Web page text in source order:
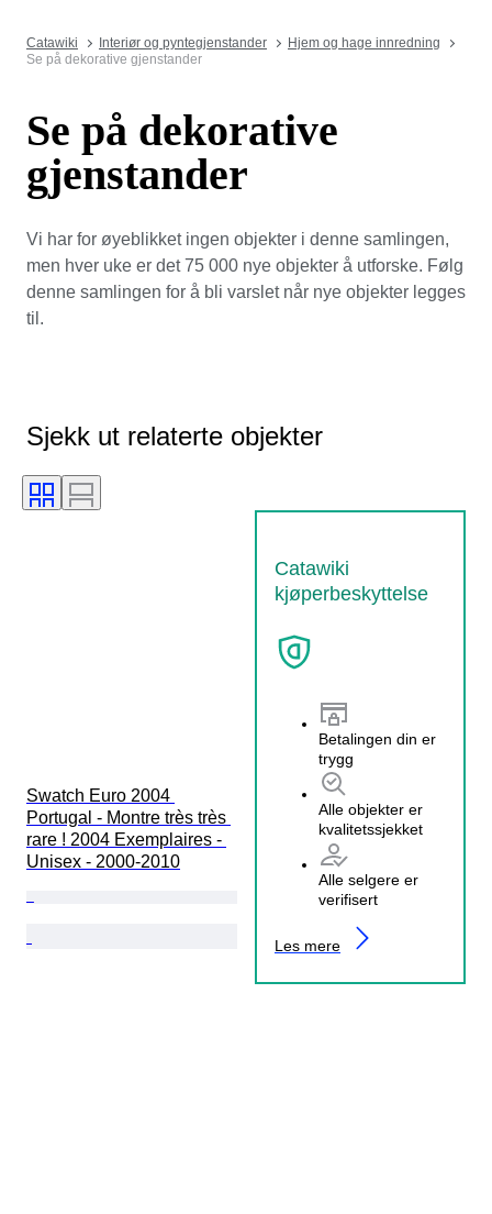
Catawiki Interiør og pyntegjenstander
Hjem og hage innredning
Se på dekorative gjenstander
Se på dekorative
gjenstander
Vi har for øyeblikket ingen objekter i denne samlingen,
men hver uke er det 75 000 nye objekter å utforske. Følg
denne samlingen for å bli varslet når nye objekter legges
til.
Sjekk ut relaterte objekter
Catawiki
kjøperbeskyttelse
Betalingen din er
trygg
Alle objekter er
kvalitetssjekket
Alle selgere er
verifisert
Les mere
Swatch Euro 2004
Portugal - Montre très très
rare ! 2004 Exemplaires -
Unisex - 2000-2010